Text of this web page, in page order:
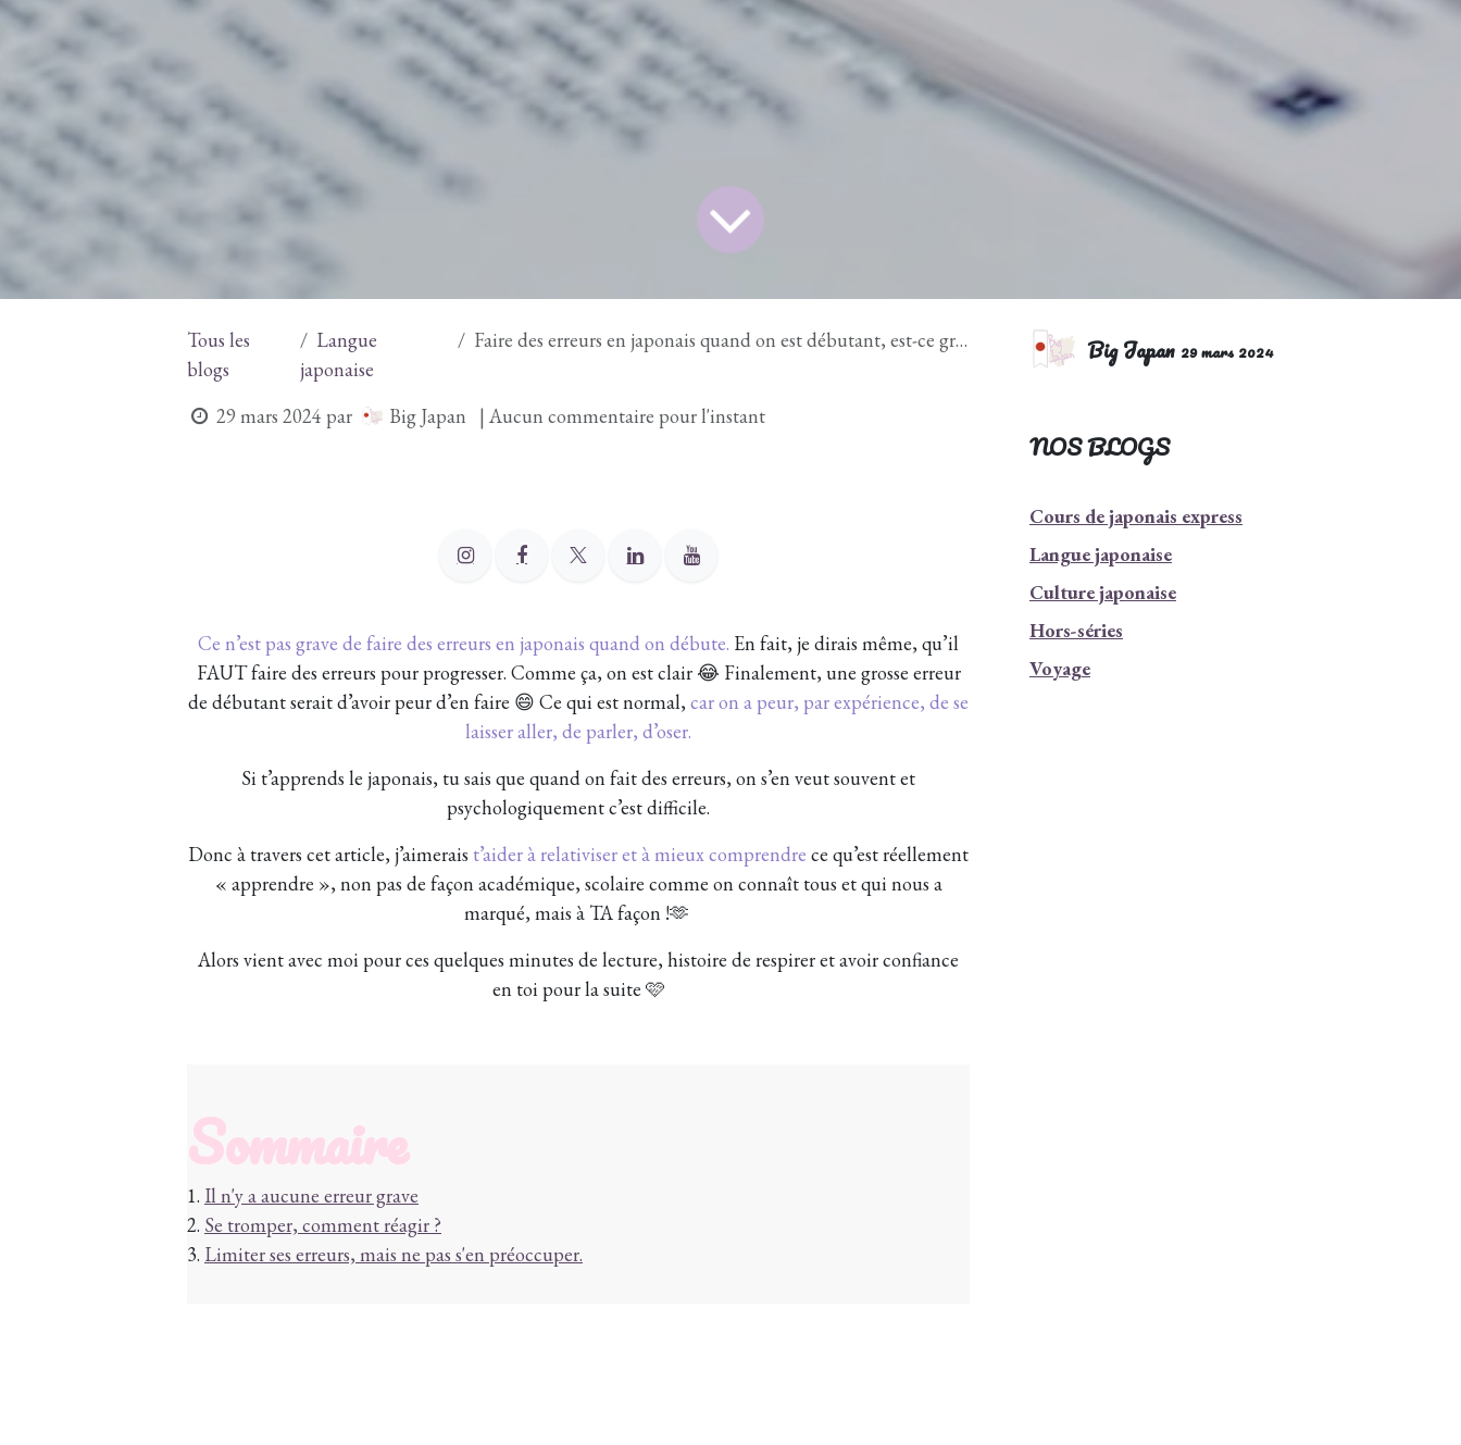
Tous les
blogs
Langue
japonaise
Faire des erreurs en japonais quand on est débutant, est-ce grave ?
29 mars 2024 par Big Japan | Aucun commentaire pour l'instant
Ce n’est pas grave de faire des erreurs en japonais quand on débute. En fait, je dirais même, qu’il
FAUT faire des erreurs pour progresser. Comme ça, on est clair 😂 Finalement, une grosse erreur
de débutant serait d’avoir peur d’en faire 😄 Ce qui est normal, car on a peur, par expérience, de se
laisser aller, de parler, d’oser.
Si t’apprends le japonais, tu sais que quand on fait des erreurs, on s’en veut souvent et
psychologiquement c’est difficile.
Donc à travers cet article, j’aimerais t’aider à relativiser et à mieux comprendre ce qu’est réellement
« apprendre », non pas de façon académique, scolaire comme on connaît tous et qui nous a
marqué, mais à TA façon !🫶
Alors vient avec moi pour ces quelques minutes de lecture, histoire de respirer et avoir confiance
en toi pour la suite 🩷
Sommaire
1. Il n'y a aucune erreur grave
2. Se tromper, comment réagir ?
3. Limiter ses erreurs, mais ne pas s'en préoccuper.
Big Japan 29 mars 2024
NOS BLOGS
Cours de japonais express
Langue japonaise
Culture japonaise
Hors-séries
Voyage